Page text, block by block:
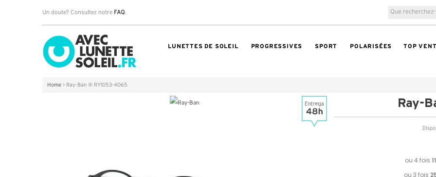
Un doute? Consultez notre FAQ.
LUNETTES DE SOLEIL PROGRESSIVES SPORT POLARISÉES TOP
Home > Ray-Ban ® RY1053-4065
Ray-